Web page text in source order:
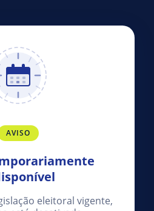
AVISO
eleitoral vigente,